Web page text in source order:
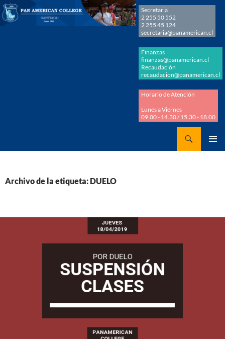
Secretaria
2 255 50 552
2 255 45 124
secretaria@panamerican.cl
Finanzas
finanzas@panamerican.cl
Recaudación
recaudacion@panamerican.cl
Horario de Atención
Lunes a Viernes
09.00 - 14.30 / 15.30 - 18.00
Archivo de la etiqueta: DUELO